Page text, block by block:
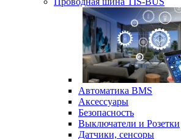
Автоматика BMS
Аксессуары
Безопасность
Выключатели и Розетки
Датчики, сенсоры